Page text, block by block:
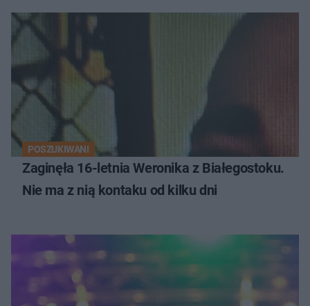
POSZUKIWANI
Zaginęła 16-letnia Weronika z Białegostoku.
Nie ma z nią kontaku od kilku dni